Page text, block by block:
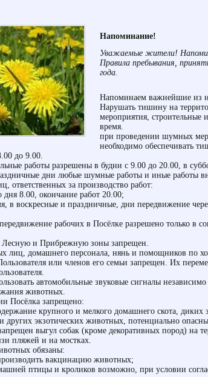
Напоминание!
Уважаемые жители!
Правила пребывания,
года.
Напоминаем важнейшие из
Нарушать тишину на
мероприятия, строительные
время.
при проведении шумных
необходимо обеспечивать
до 9.00.
работы разрешены в будни с 9.00 до 20.00, в
дни любые шумные работы и иные работы
ответственных за производство работ:
дня 8.00, окончание работ 20.00;
в воскресные и праздничные, дни передвижение
рабочих в Посёлке разрешено только в
Лесную и Прибрежную зоны запрещен.
лиц, домашнего персонала, нянь и помощников по
или членов его семьи запрещен. Их
автомобильные звуковые сигналы
животных.
Посёлка запрещено:
крупного и мелкого домашнего скота,
других экзотических животных, потенциально
выгул собак (кроме декоративных пород) на
пляжей и на мостках.
обязаны:
вакцинацию животных;
птицы и кроликов возможно, при условии